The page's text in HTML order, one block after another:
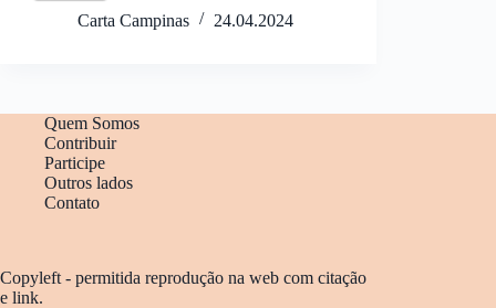
Carta Campinas
24.04.2024
Quem Somos
Contribuir
Participe
Outros lados
Contato
Copyleft - permitida reprodução na web com citação
e link.